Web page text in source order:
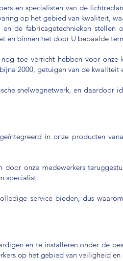
en specialisten van de
op het gebied van kwaliteit,
de fabricagetechnieken
en binnen het door U bepaalde
toe verricht hebben voor
2000, getuigen van de kwaliteit
snelwegnetwerk, en daardoor
in onze producten
door onze medewerkers
specialist.
service bieden, dus
en te installeren onder de
op het gebied van veiligheid